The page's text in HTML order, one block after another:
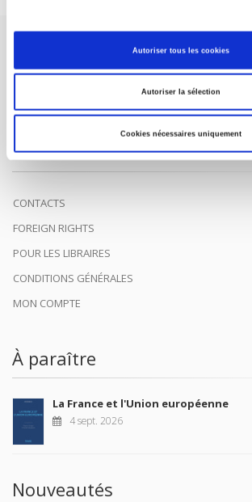
Autoriser tous les cookies
Autoriser la sélection
Cookies nécessaires uniquement
Maison d'édition dédiée aux sciences
Presses de Sciences Po participent depuis
à la transmission des savoirs et des idées
CONTACTS
FOREIGN RIGHTS
POUR LES LIBRAIRES
CONDITIONS GÉNÉRALES
MON COMPTE
À paraître
La France et l'Union européenne
4 sept. 2026
Nouveautés